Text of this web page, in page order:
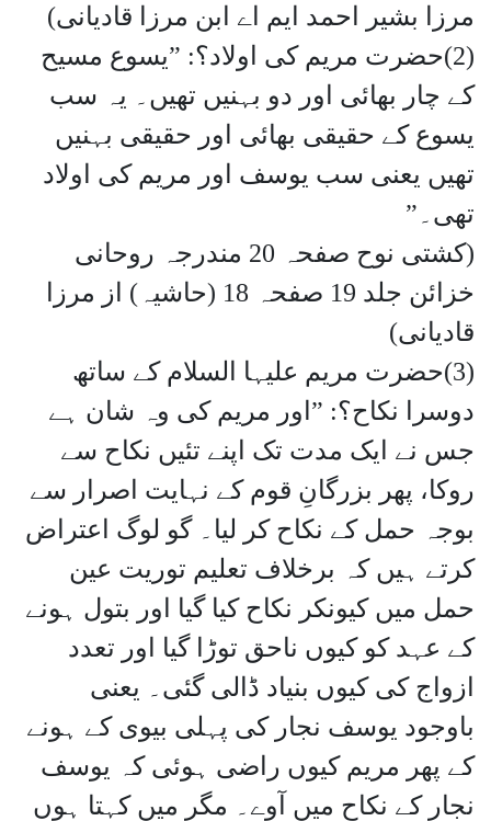
مرزا بشیر احمد ایم اے ابن مرزا قادیانی)
(2)حضرت مریم کی اولاد؟: ”یسوع مسیح
کے چار بھائی اور دو بہنیں تھیں۔ یہ سب
یسوع کے حقیقی بھائی اور حقیقی بہنیں
تھیں یعنی سب یوسف اور مریم کی اولاد
تھی۔”
(کشتی نوح صفحہ 20 مندرجہ روحانی
خزائن جلد 19 صفحہ 18 (حاشیہ) از مرزا
قادیانی)
(3)حضرت مریم علیہا السلام کے ساتھ
دوسرا نکاح؟: ”اور مریم کی وہ شان ہے
جس نے ایک مدت تک اپنے تئیں نکاح سے
روکا، پھر بزرگانِ قوم کے نہایت اصرار سے
بوجہ حمل کے نکاح کر لیا۔ گو لوگ اعتراض
کرتے ہیں کہ برخلاف تعلیم توریت عین
حمل میں کیونکر نکاح کیا گیا اور بتول ہونے
کے عہد کو کیوں ناحق توڑا گیا اور تعدد
ازواج کی کیوں بنیاد ڈالی گئی۔ یعنی
باوجود یوسف نجار کی پہلی بیوی کے ہونے
کے پھر مریم کیوں راضی ہوئی کہ یوسف
نجار کے نکاح میں آوے۔ مگر میں کہتا ہوں